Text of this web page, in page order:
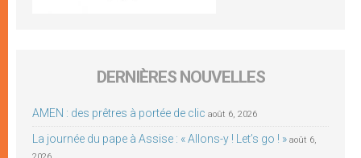
DERNIÈRES NOUVELLES
AMEN : des prêtres à portée de clic août 6, 2026
La journée du pape à Assise : « Allons-y ! Let’s go ! » août 6,